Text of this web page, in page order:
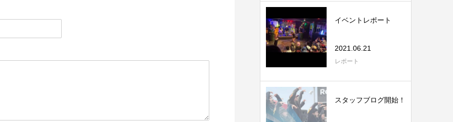
イベントレポート
2021.06.21
レポート
スタッフブログ開始！